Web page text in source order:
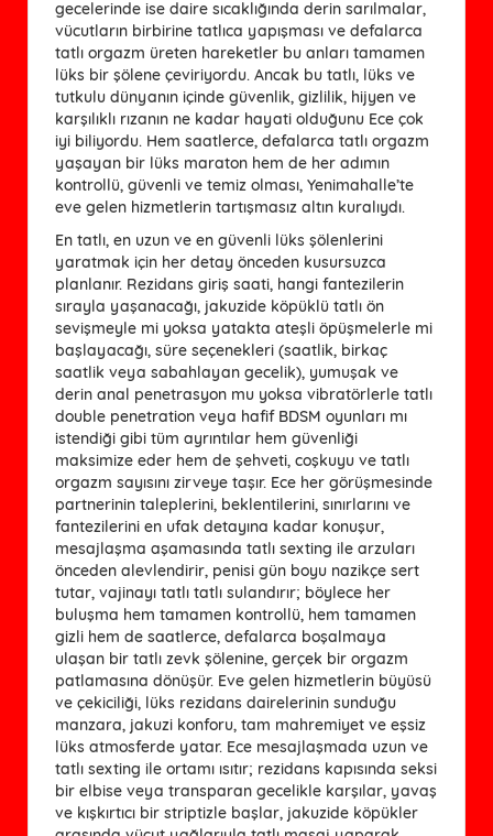
gecelerinde ise daire sıcaklığında derin sarılmalar,
vücutların birbirine tatlıca yapışması ve defalarca
tatlı orgazm üreten hareketler bu anları tamamen
lüks bir şölene çeviriyordu. Ancak bu tatlı, lüks ve
tutkulu dünyanın içinde güvenlik, gizlilik, hijyen ve
karşılıklı rızanın ne kadar hayati olduğunu Ece çok
iyi biliyordu. Hem saatlerce, defalarca tatlı orgazm
yaşayan bir lüks maraton hem de her adımın
kontrollü, güvenli ve temiz olması, Yenimahalle’te
eve gelen hizmetlerin tartışmasız altın kuralıydı.
En tatlı, en uzun ve en güvenli lüks şölenlerini
yaratmak için her detay önceden kusursuzca
planlanır. Rezidans giriş saati, hangi fantezilerin
sırayla yaşanacağı, jakuzide köpüklü tatlı ön
sevişmeyle mi yoksa yatakta ateşli öpüşmelerle mi
başlayacağı, süre seçenekleri (saatlik, birkaç
saatlik veya sabahlayan gecelik), yumuşak ve
derin anal penetrasyon mu yoksa vibratörlerle tatlı
double penetration veya hafif BDSM oyunları mı
istendiği gibi tüm ayrıntılar hem güvenliği
maksimize eder hem de şehveti, coşkuyu ve tatlı
orgazm sayısını zirveye taşır. Ece her görüşmesinde
partnerinin taleplerini, beklentilerini, sınırlarını ve
fantezilerini en ufak detayına kadar konuşur,
mesajlaşma aşamasında tatlı sexting ile arzuları
önceden alevlendirir, penisi gün boyu nazikçe sert
tutar, vajinayı tatlı tatlı sulandırır; böylece her
buluşma hem tamamen kontrollü, hem tamamen
gizli hem de saatlerce, defalarca boşalmaya
ulaşan bir tatlı zevk şölenine, gerçek bir orgazm
patlamasına dönüşür. Eve gelen hizmetlerin büyüsü
ve çekiciliği, lüks rezidans dairelerinin sunduğu
manzara, jakuzi konforu, tam mahremiyet ve eşsiz
lüks atmosferde yatar. Ece mesajlaşmada uzun ve
tatlı sexting ile ortamı ısıtır; rezidans kapısında seksi
bir elbise veya transparan gecelikle karşılar, yavaş
ve kışkırtıcı bir striptizle başlar, jakuzide köpükler